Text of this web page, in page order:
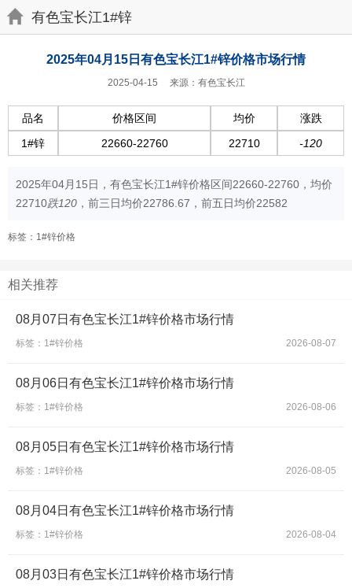
有色宝长江1#锌
2025年04月15日有色宝长江1#锌价格市场行情
2025-04-15 来源：有色宝长江
品名 价格区间 均价
涨跌
1#锌
22660-22760 22710 -120
2025年04月15日，有色宝长江1#锌价格区间22660-22760，均价
22710跌120 ，前三日均价22786.67，前五日均价22582
标签：1#锌价格
相关推荐
08月07日有色宝长江1#锌价格市场行情
标签：1#锌价格 2026-08-07
08月06日有色宝长江1#锌价格市场行情
标签：1#锌价格 2026-08-06
08月05日有色宝长江1#锌价格市场行情
标签：1#锌价格 2026-08-05
08月04日有色宝长江1#锌价格市场行情
标签：1#锌价格 2026-08-04
08月03日有色宝长江1#锌价格市场行情